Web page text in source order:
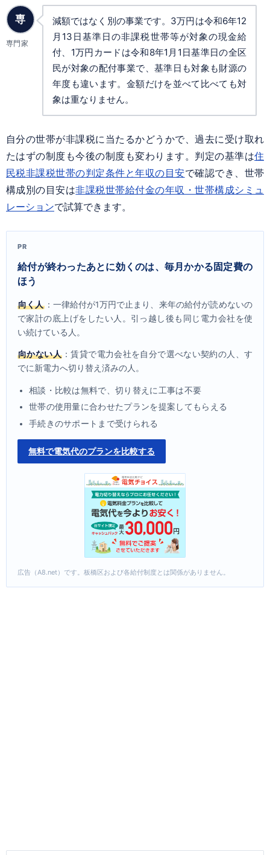
専
専門家
減額ではなく別の事業です。3万円は令和6年12
月13日基準日の非課税世帯等が対象の現金給
付、1万円カードは令和8年1月1日基準日の全区
民が対象の配付事業で、基準日も対象も財源の
年度も違います。金額だけを並べて比べても対
象は重なりません。
自分の世帯が非課税に当たるかどうかで、過去に受け取れ
たはずの制度も今後の制度も変わります。判定の基準は住
民税非課税世帯の判定条件と年収の目安で確認でき、世帯
構成別の目安は非課税世帯給付金の年収・世帯構成シミュ
レーションで試算できます。
PR
給付が終わったあとに効くのは、毎月かかる固定費の
ほう
向く人：一律給付が1万円で止まり、来年の給付が読めないの
で家計の底上げをしたい人。引っ越し後も同じ電力会社を使
い続けている人。
向かない人 ：賃貸で電力会社を自分で選べない契約の人、す
でに新電力へ切り替え済みの人。
相談・比較は無料で、切り替えに工事は不要
世帯の使用量に合わせたプランを提案してもらえる
手続きのサポートまで受けられる
無料で電気代のプランを比較する
広告（A8.net）です。板橋区および各給付制度とは関係がありません。